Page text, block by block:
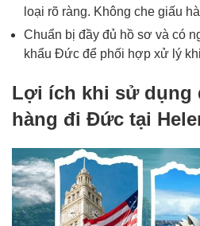
loại rõ ràng. Không che giấu
Chuẩn bị đầy đủ hồ sơ và có
khẩu Đức để phối hợp xử lý
Lợi ích khi sử dụng
hàng đi Đức tại